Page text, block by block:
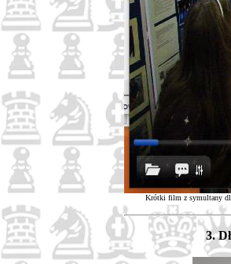
Krótki film z symultany
3.